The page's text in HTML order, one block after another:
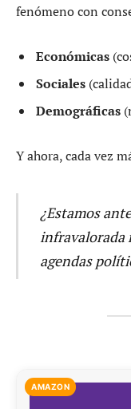
fenómeno con
Económicas
Sociales
Demográficas
Y ahora, cada vez
¿Estamos
infravalorada
agendas
AMAZON